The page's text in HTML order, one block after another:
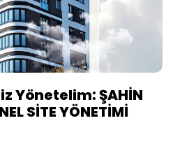
Yönetelim: ŞAHİN
SİTE YÖNETİMİ